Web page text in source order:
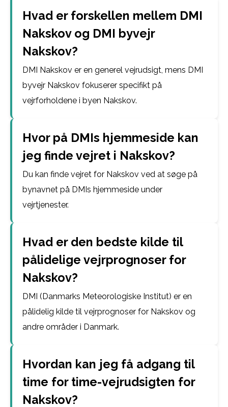
Hvad er forskellen mellem DMI
Nakskov og DMI byvejr
Nakskov?
DMI Nakskov er en generel vejrudsigt, mens DMI
byvejr Nakskov fokuserer specifikt på
vejrforholdene i byen Nakskov.
Hvor på DMIs hjemmeside kan
jeg finde vejret i Nakskov?
Du kan finde vejret for Nakskov ved at søge på
bynavnet på DMIs hjemmeside under
vejrtjenester.
Hvad er den bedste kilde til
pålidelige vejrprognoser for
Nakskov?
DMI (Danmarks Meteorologiske Institut) er en
pålidelig kilde til vejrprognoser for Nakskov og
andre områder i Danmark.
Hvordan kan jeg få adgang til
time for time-vejrudsigten for
Nakskov?